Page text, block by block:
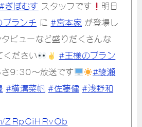
#ぎぼむす スタッフです
明日
ランチ に #宮本家 が登場し
ビューなど盛りだくさんな
ください
#王様のブラン
9:30～放送です
#綾瀬
#横溝菜帆 #佐藤健 #浅野和
ZRpCiHRvOb